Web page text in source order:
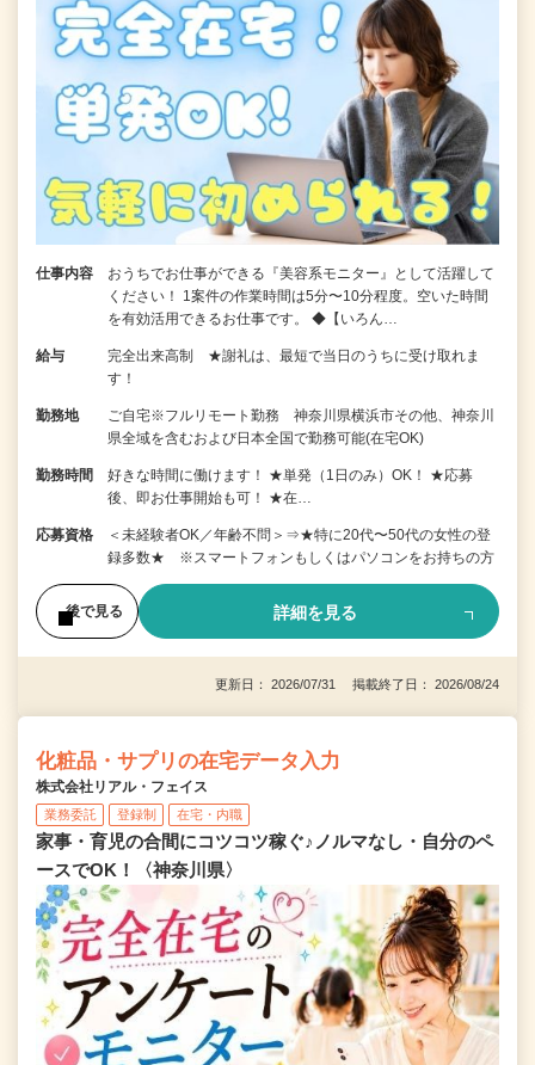
仕事内容
おうちでお仕事ができる『美容系モニター』として活躍して
ください！ 1案件の作業時間は5分〜10分程度。空いた時間
を有効活用できるお仕事です。 ◆【いろん…
給与
完全出来高制 ★謝礼は、最短で当日のうちに受け取れま
す！
勤務地
ご自宅※フルリモート勤務 神奈川県横浜市その他、神奈川
県全域を含むおよび日本全国で勤務可能(在宅OK)
勤務時間
好きな時間に働けます！ ★単発（1日のみ）OK！ ★応募
後、即お仕事開始も可！ ★在…
応募資格
＜未経験者OK／年齢不問＞⇒★特に20代〜50代の女性の登
録多数★ ※スマートフォンもしくはパソコンをお持ちの方
後で見る 詳細を見る
更新日： 2026/07/31 掲載終了日： 2026/08/24
化粧品・サプリの在宅データ入力
株式会社リアル・フェイス
業務委託 登録制 在宅・内職
家事・育児の合間にコツコツ稼ぐ♪ノルマなし・自分のペ
ースでOK！〈神奈川県〉